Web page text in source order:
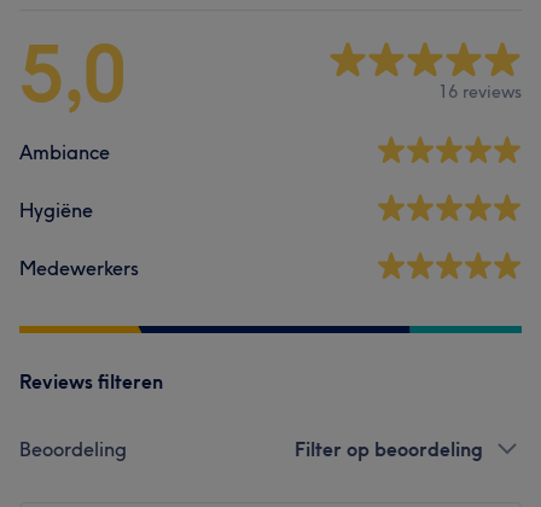
5,0 16 reviews
Ambiance
Hygiëne
Medewerkers
Reviews filteren
Beoordeling Filter op beoordeling